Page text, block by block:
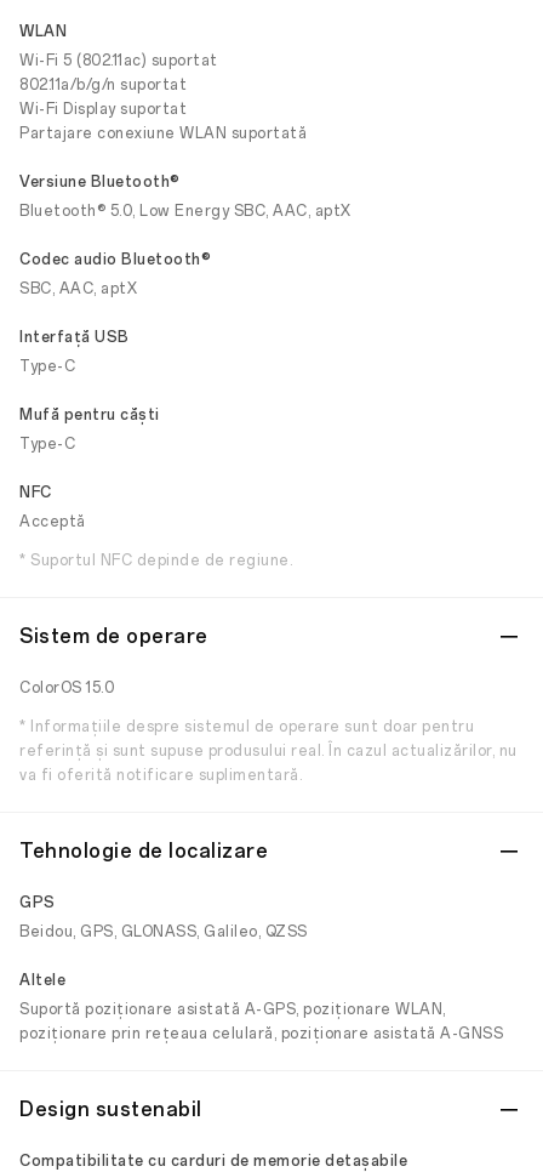
WLAN
Wi-Fi 5 (802.11ac) suportat
802.11a/b/g/n suportat
Wi-Fi Display suportat
Partajare conexiune WLAN suportată
Versiune Bluetooth®
Bluetooth® 5.0, Low Energy SBC, AAC, aptX
Codec audio Bluetooth®
SBC, AAC, aptX
Interfață USB
Type-C
Mufă pentru căști
Type-C
NFC
Acceptă
* Suportul NFC depinde de regiune.
Sistem de operare
ColorOS 15.0
* Informațiile despre sistemul de operare sunt doar pentru
referință și sunt supuse produsului real. În cazul actualizărilor, nu
va fi oferită notificare suplimentară.
Tehnologie de localizare
GPS
Beidou, GPS, GLONASS, Galileo, QZSS
Altele
Suportă poziționare asistată A-GPS, poziționare WLAN,
poziționare prin rețeaua celulară, poziționare asistată A-GNSS
Design sustenabil
Compatibilitate cu carduri de memorie detașabile